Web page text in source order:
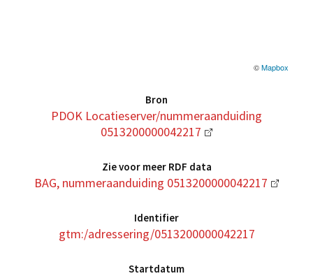
©Mapbox
Bron
PDOK Locatieserver/nummeraanduiding
0513200000042217
Zie voor meer RDF data
BAG, nummeraanduiding 0513200000042217
Identifier
gtm:/adressering/0513200000042217
Startdatum